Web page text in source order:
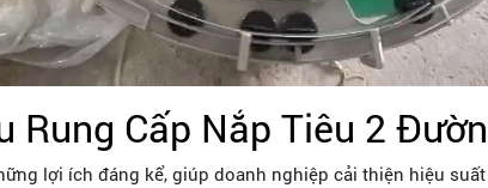
Rung Cấp Nắp Tiêu 2
lợi ích đáng kể, giúp doanh nghiệp cải thiện hiệu